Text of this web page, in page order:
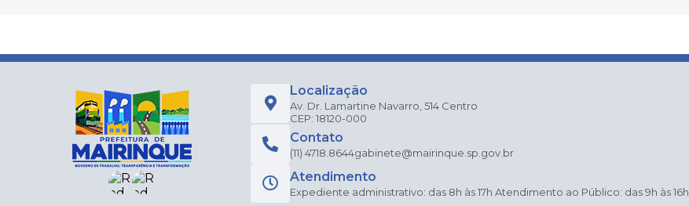
Localização
Av. Dr. Lamartine Navarro, 514 Centro
CEP: 18120-000
Contato
(11) 4718.8644gabinete@mairinque.sp.gov.br
Atendimento
Expediente administrativo: das 8h às 17h Atendimento ao Público: das 9h às 16h